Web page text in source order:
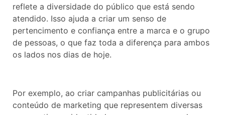
reflete a diversidade do público que está sendo
atendido. Isso ajuda a criar um senso de
pertencimento e confiança entre a marca e o grupo
de pessoas, o que faz toda a diferença para ambos
os lados nos dias de hoje.
Por exemplo, ao criar campanhas publicitárias ou
conteúdo de marketing que representem diversas